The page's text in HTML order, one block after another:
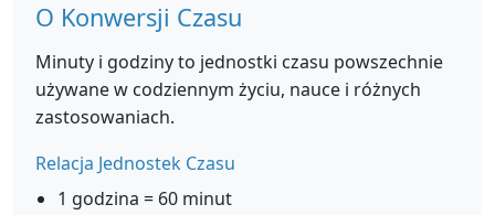
O Konwersji Czasu
Minuty i godziny to jednostki czasu powszechnie
używane w codziennym życiu, nauce i różnych
zastosowaniach.
Relacja Jednostek Czasu
1 godzina = 60 minut